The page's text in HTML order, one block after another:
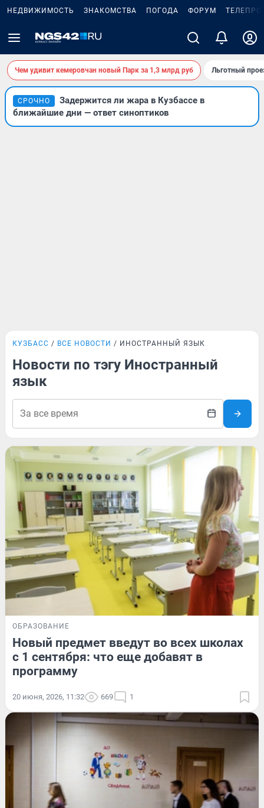
НЕДВИЖИМОСТЬ ЗНАКОМСТВА ПОГОДА ФОРУМ
Чем удивит кемеровчан новый Парк за 1,3 млрд руб Льготный
СРОЧНО
Задержится ли жара в Кузбассе в
ближайшие дни — ответ синоптиков
КУЗБАСС ВСЕ НОВОСТИ ИНОСТРАННЫЙ ЯЗЫК
Новости по тэгу Иностранный
язык
ОБРАЗОВАНИЕ
Новый предмет введут во всех школах
с 1 сентября: что еще добавят в
программу
20 июня, 2026, 11:32 669 1